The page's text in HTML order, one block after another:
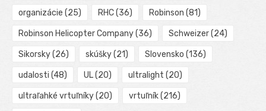
organizácie (25) RHC(36) Robinson (81)
Robinson Helicopter Company(36) Schweizer(24)
Sikorsky(26) skúšky(21) Slovensko (136)
udalosti (48) UL(20) ultralight (20)
ultraľahké vrtuľníky(20) vrtuľník(216)